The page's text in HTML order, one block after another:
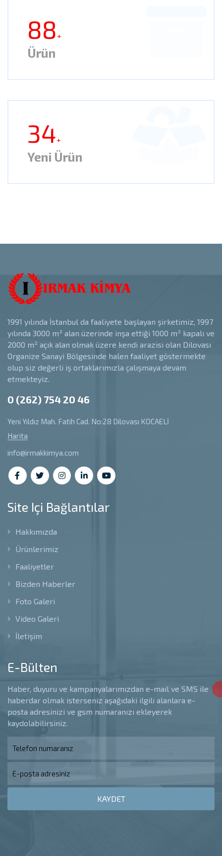
88+
Ürün
34+
Yeni Ürün
1991 yılında İstanbul da faaliyete başlayan şirketimiz, 1997
yılında 3000 m² alan üzerinde inşa ettiği 1000 m² kapalı ve
2000 m² açık alan olmak üzere kendi arazisi olan Dilovası
Organize Sanayi Bölgesinde halen faaliyet göstermekte
olup siz değerli iş ortaklarımızla çalışmaya devam
etmekteyiz.
0 (262) 754 20 46
Yeni Yıldız Mah. Fatih Cad. No:28 Dilovası KOCAELİ
Harita
info@irmakkimya.com
Site Içi Bağlantılar
Hakkımızda
Ürünlerimiz
Faaliyetler
Bizden Haberler
Foto Galeri
Video Galeri
İletişim
E-Bülten
Haber, duyuru ve kampanyalarımızdan e-mail ve SMS ile
haberdar olmak isterseniz aşağıdaki ilgili alanlara e-
posta adresinizi ve gsm numaranızı ekleyerek
kaydolabilirsiniz.
KAYDET